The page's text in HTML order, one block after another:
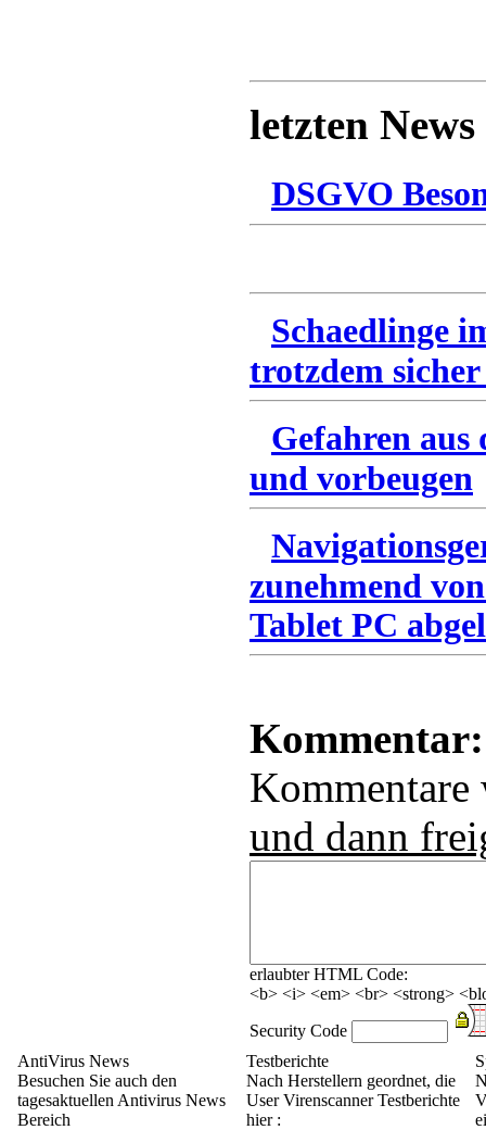
letzten News
DSGVO
Schaedlinge
trotzdem
Gefahren
und vorbeugen
zunehmend
Tablet PC
Kommentar:
und dann
erlaubter HTML Code:
<b> <i> <em> <br> <strong>
Security Code
AntiVirus News
Besuchen Sie auch den
tagesaktuellen Antivirus News
Bereich
Testberichte
Nach Herstellern geordnet, die
User Virenscanner Testberichte
hier :